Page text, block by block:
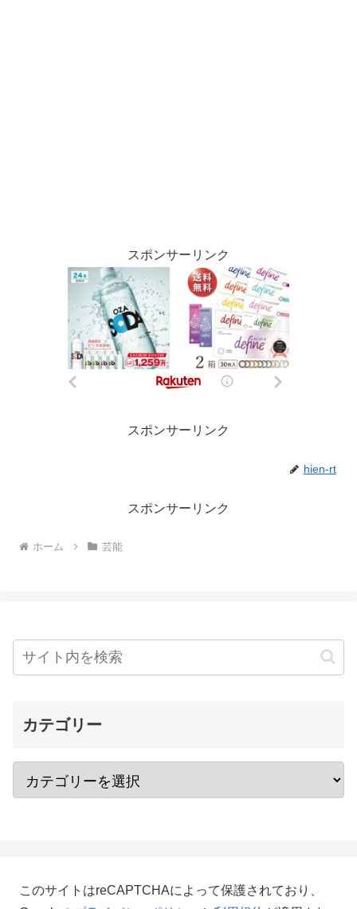
スポンサーリンク
スポンサーリンク
hien-rt
スポンサーリンク
ホーム 芸能
カテゴリー
このサイトはreCAPTCHAによって保護されており、